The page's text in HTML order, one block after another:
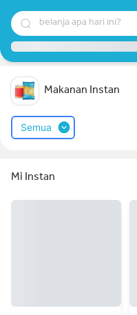
belanja apa hari ini?
Makanan Instan
Semua
Mi Instan